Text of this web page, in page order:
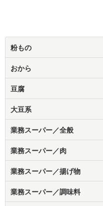
粉もの
おから
豆腐
大豆系
業務スーパー／全般
業務スーパー／肉
業務スーパー／揚げ物
業務スーパー／調味料